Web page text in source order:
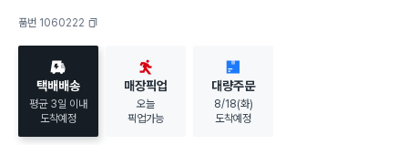
품번 1060222
택배배송
평균 3일 이내
도착예정
매장픽업
오늘
픽업가능
대량주문
8/18(화)
도착예정